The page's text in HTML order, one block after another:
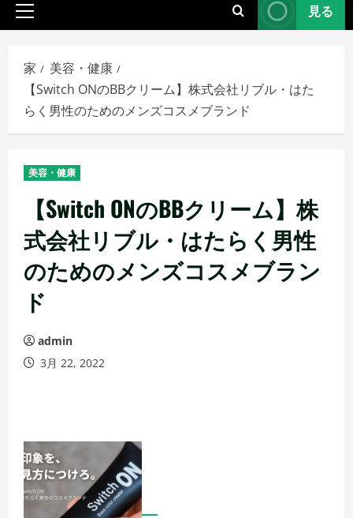
プ
イ
マ
リ
メ
ニ
ー
見る
家
美容・健康
【Switch ONのBBクリーム】株式会社リブル・はた
らく男性のためのメンズコスメブランド
美容・健康
【Switch ONのBBクリーム】株
式会社リブル・はたらく男性
のためのメンズコスメブラン
ド
admin
3月 22, 2022